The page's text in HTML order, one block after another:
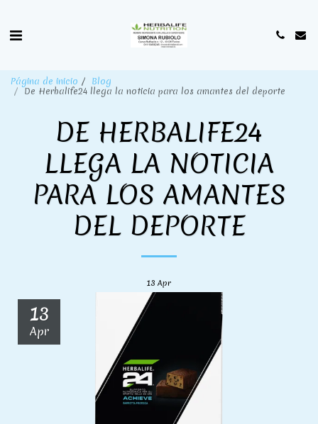
Página de inicio
Blog
De Herbalife24 llega la noticia para los amantes del deporte
DE HERBALIFE24
LLEGA LA NOTICIA
PARA LOS AMANTES
DEL DEPORTE
13 Apr
13
Apr